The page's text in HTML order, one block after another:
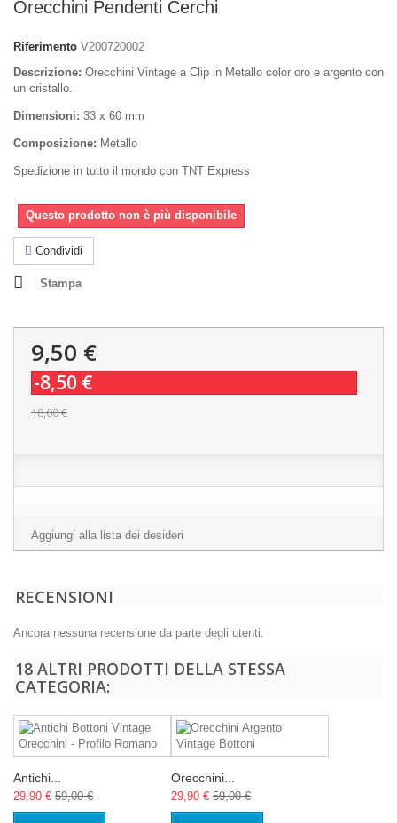
Orecchini Pendenti Cerchi
Riferimento V200720002
Descrizione: Orecchini Vintage a Clip in Metallo color oro e argento con
un cristallo.
Dimensioni: 33 x 60 mm
Composizione: Metallo
Spedizione in tutto il mondo con TNT Express
Questo prodotto non è più disponibile
Condividi
Stampa
9,50 €
-8,50 €
18,00 €
Aggiungi alla lista dei desideri
RECENSIONI
Ancora nessuna recensione da parte degli utenti.
18 ALTRI PRODOTTI DELLA STESSA
CATEGORIA:
Antichi...
29,90 € 59,00 €
Orecchini...
29,90 € 59,00 €